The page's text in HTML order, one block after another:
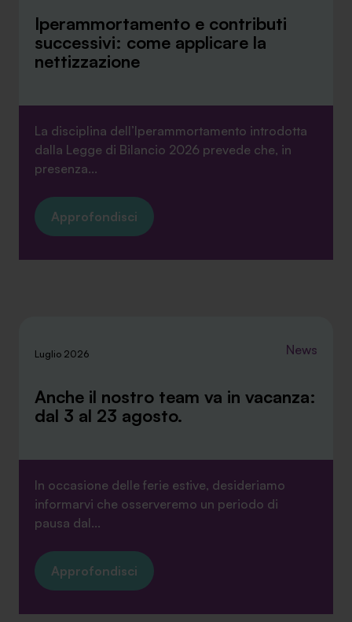
Iperammortamento e contributi
successivi: come applicare la
nettizzazione
La disciplina dell’Iperammortamento introdotta
dalla Legge di Bilancio 2026 prevede che, in
presenza...
Approfondisci
Luglio 2026 News
Anche il nostro team va in vacanza:
dal 3 al 23 agosto.
In occasione delle ferie estive, desideriamo
informarvi che osserveremo un periodo di
pausa dal...
Approfondisci